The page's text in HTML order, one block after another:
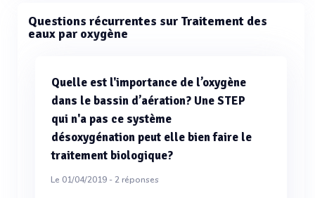
Questions récurrentes sur Traitement des
eaux par oxygène
Quelle est l'importance de l’oxygène
dans le bassin d’aération? Une STEP
qui n'a pas ce système
désoxygénation peut elle bien faire le
traitement biologique?
Le 01/04/2019 -2réponses